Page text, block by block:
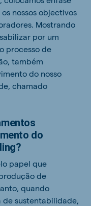
nossos objectivos
Mostrando
por um
processo de
também
do nosso
chamado
do
papel que
de
quando
de sustentabilidade,